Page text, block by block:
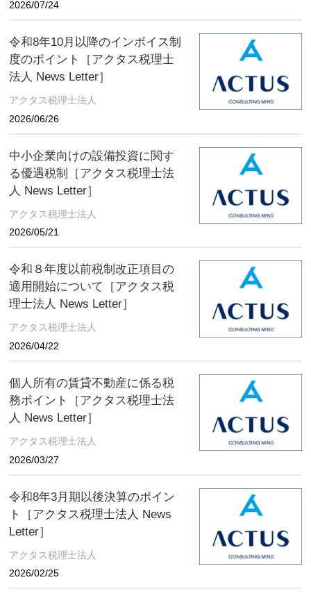
2026/07/24
令和8年10月以降のインボイス制
度のポイント［アクタス税理士
法人 News Letter］
アクタス税理士法人
2026/06/26
中小企業向けの設備投資に関す
る優遇税制［アクタス税理士法
人 News Letter］
アクタス税理士法人
2026/05/21
令和８年度以前税制改正項目の
適用開始について［アクタス税
理士法人 News Letter］
アクタス税理士法人
2026/04/22
個人所有の賃貸不動産に係る税
務ポイント［アクタス税理士法
人 News Letter］
アクタス税理士法人
2026/03/27
令和8年3月期以後決算のポイン
ト［アクタス税理士法人 News
Letter］
アクタス税理士法人
2026/02/25